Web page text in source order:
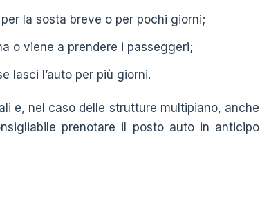
la sosta breve o per pochi giorni;
o viene a prendere i passeggeri;
lasci l’auto per più giorni.
e, nel caso delle strutture multipiano, anche
prenotare il posto auto in anticipo